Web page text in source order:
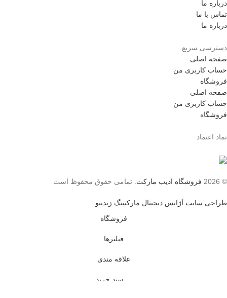
درباره ما
تماس با ما
درباره ما
دسترسی سریع
صفحه اصلی
حساب کاربری من
فروشگاه
صفحه اصلی
حساب کاربری من
فروشگاه
نماد اعتماد
© 2026 فروشگاه ادیب مارکت . تمامی حقوق محفوظ است
طراحی سایت آژانس دیجیتال مارکتینگ زندینو
فروشگاه
فیلترها
علاقه مندی
سبد خرید